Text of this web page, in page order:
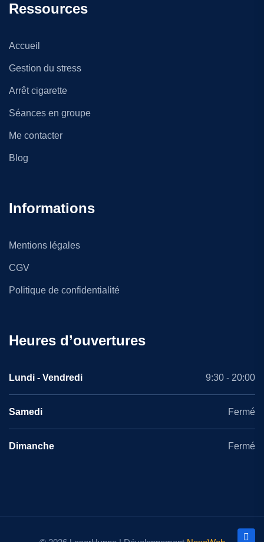
Ressources
Accueil
Gestion du stress
Arrêt cigarette
Séances en groupe
Me contacter
Blog
Informations
Mentions légales
CGV
Politique de confidentialité
Heures d’ouvertures
Lundi - Vendredi 9:30 - 20:00
Samedi Fermé
Dimanche Fermé